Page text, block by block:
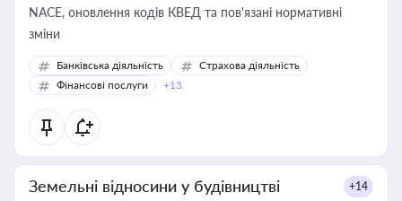
NACE, оновлення кодів КВЕД та пов'язані нормативні
зміни
Банківська діяльність
Страхова діяльність
Фінансові послуги
+13
Земельні відносини у будівництві +14